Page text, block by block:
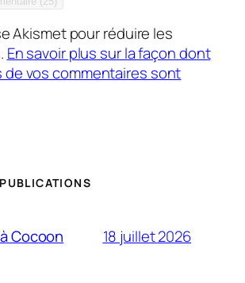
Akismet pour réduire les
En savoir plus sur la façon dont
de vos commentaires sont
Cocoon 18 juillet 2026